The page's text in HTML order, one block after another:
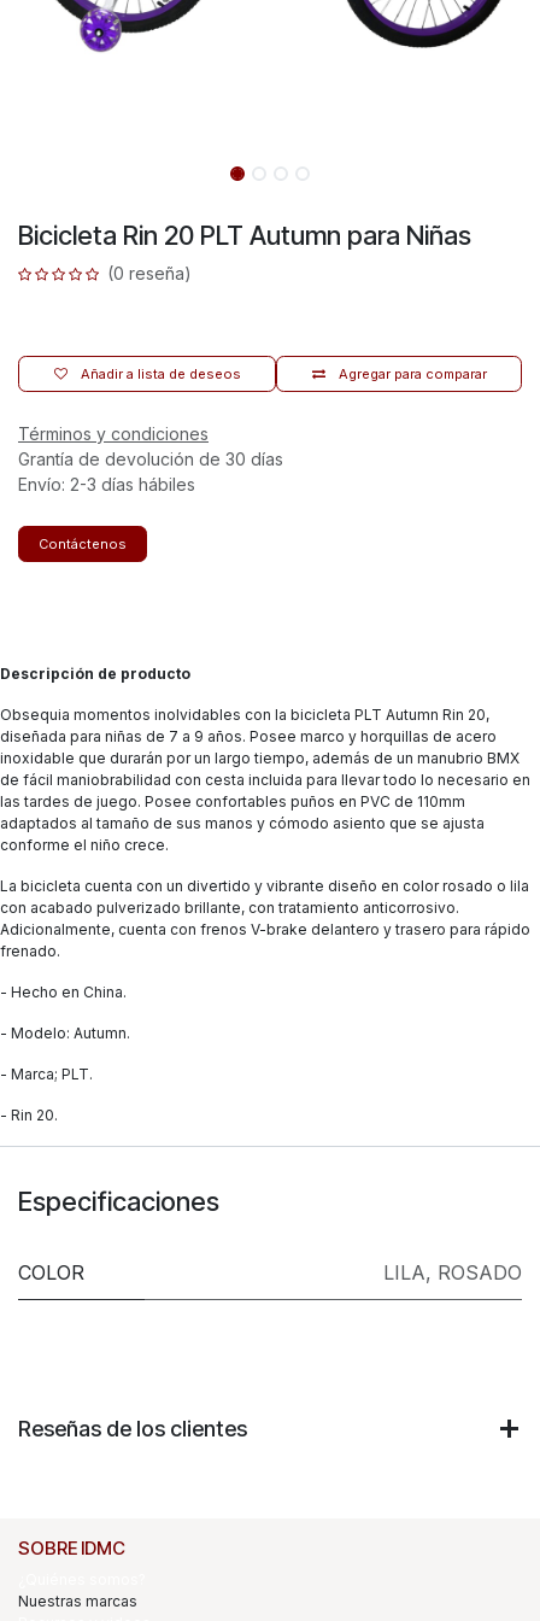
Bicicleta Rin 20 PLT Autumn para Niñas
(0 reseña)
Agregar para comparar
Añadir a lista de deseos
Términos y condiciones
Grantía de devolución de 30 días
Envío: 2-3 días hábiles
Contáctenos
Descripción de producto
Obsequia momentos inolvidables con la bicicleta PLT Autumn Rin 20,
diseñada para niñas de 7 a 9 años. Posee marco y horquillas de acero
inoxidable que durarán por un largo tiempo, además de un manubrio BMX
de fácil maniobrabilidad con cesta incluida para llevar todo lo necesario en
las tardes de juego. Posee confortables puños en PVC de 110mm
adaptados al tamaño de sus manos y cómodo asiento que se ajusta
conforme el niño crece.
La bicicleta cuenta con un divertido y vibrante diseño en color rosado o lila
con acabado pulverizado brillante, con tratamiento anticorrosivo.
Adicionalmente, cuenta con frenos V-brake delantero y trasero para rápido
frenado.
- Hecho en China.
- Modelo: Autumn.
- Marca; PLT.
- Rin 20.
Especificaciones
COLOR LILA, ROSADO
Reseñas de los clientes
SOBRE IDMC
Nuestras marcas